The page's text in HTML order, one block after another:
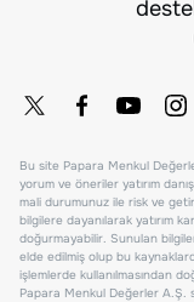
Bu site Papara Menkul
yorum ve öneriler yatırım
mali durumunuz ile risk ve
bilgilere dayanılarak yatırım
doğurmayabilir. Sunulan
elde edilmiş olup bu
işlemlerde kullanılmasından
Papara Menkul Değerler A.Ş.